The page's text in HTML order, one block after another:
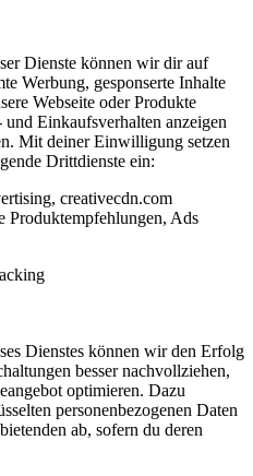
Dienste können wir dir auf
Werbung, gesponserte Inhalte
Webseite oder Produkte
Einkaufsverhalten anzeigen
Mit deiner Einwilligung setzen
Drittdienste ein:
creativecdn.com
Produktempfehlungen, Ads
Dienstes können wir den Erfolg
besser nachvollziehen,
optimieren. Dazu
personenbezogenen Daten
ab, sofern du deren